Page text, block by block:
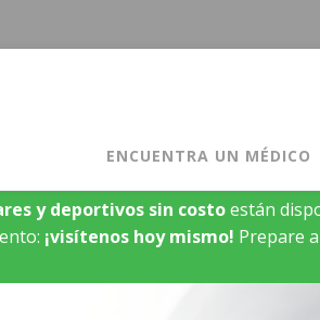
ENCUENTRA UN MÉDICO
y deportivos sin costoestán
¡visítenos hoy mismo! Prepare